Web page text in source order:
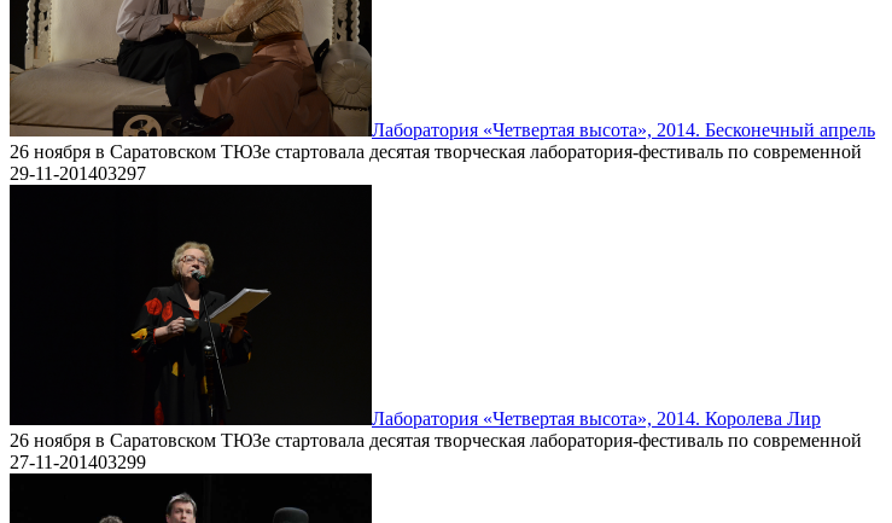
Лаборатория «Четвертая высота», 2014. Бесконечный апрель
26 ноября в Саратовском ТЮЗе стартовала десятая творческая лаборатория-фестиваль по современной
29-11-201403297
Лаборатория «Четвертая высота», 2014. Королева Лир
26 ноября в Саратовском ТЮЗе стартовала десятая творческая лаборатория-фестиваль по современной
27-11-201403299